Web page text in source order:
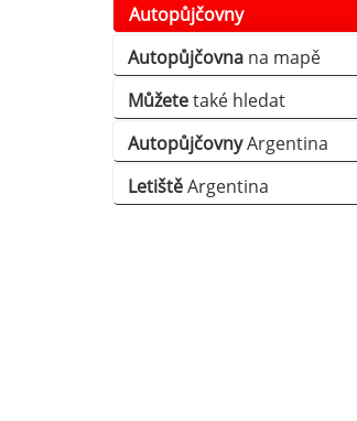
Autopůjčovny
Autopůjčovna na mapě
Můžetetaké hledat
AutopůjčovnyArgentina
LetištěArgentina